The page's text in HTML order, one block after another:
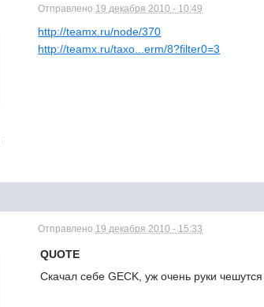
Отправлено 19 декабря 2010 - 10:49
http://teamx.ru/node/370
http://teamx.ru/taxo...erm/8?filter0=3
Отправлено 19 декабря 2010 - 15:33
QUOTE
Скачал себе GECK, уж очень руки